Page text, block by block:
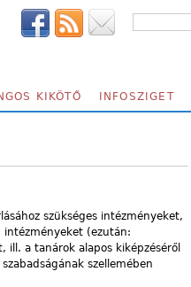
KIKÖTŐ INFOSZIGET
szükséges intézményeket,
intézményeket (ezután:
ill. a tanárok alapos kiképzéséről
szellemében